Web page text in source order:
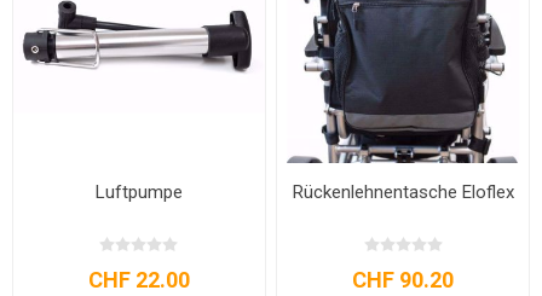
Luftpumpe
CHF 22.00
Rückenlehnentasche Eloflex
CHF 90.20